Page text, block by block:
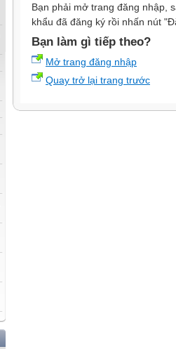
Bạn phải mở trang đăng nhập,
khẩu đã đăng ký rồi nhấn nút
Bạn làm gì tiếp theo?
Mở trang đăng nhập
Quay trở lại trang trước